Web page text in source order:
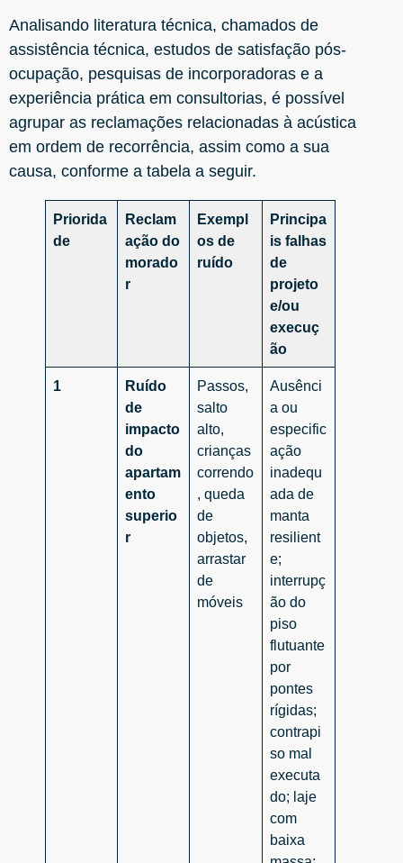
Analisando literatura técnica, chamados de
assistência técnica, estudos de satisfação pós-
ocupação, pesquisas de incorporadoras e a
experiência prática em consultorias, é possível
agrupar as reclamações relacionadas à acústica
em ordem de recorrência, assim como a sua
causa, conforme a tabela a seguir.
Priorida
de
Reclam
ação do
morado
r
Exempl
os de
ruído
Principa
is falhas
de
projeto
e/ou
execuç
ão
1
Ruído
de
impacto
do
apartam
ento
superio
r
Passos,
salto
alto,
crianças
correndo
, queda
de
objetos,
arrastar
de
móveis
Ausênci
a ou
especific
ação
inadequ
ada de
manta
resilient
e;
interrupç
ão do
piso
flutuante
por
pontes
rígidas;
contrapi
so mal
executa
do; laje
com
baixa